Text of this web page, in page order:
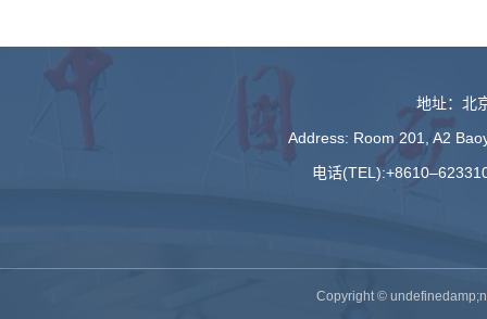
地址：北
Address: Room 201, A2
电话
Copyright ©